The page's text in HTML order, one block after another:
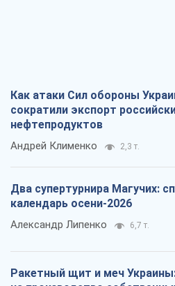
Как атаки Сил обороны
сократили экспорт
нефтепродуктов
Андрей Клименко 2,3 т.
Два супертурнира Магучих:
календарь осени-2026
Александр Липенко 6,7 т.
Ракетный щит и меч